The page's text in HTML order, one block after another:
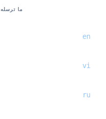
ما ترسله
en
vi
ru